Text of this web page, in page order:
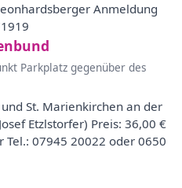
Anmeldung
Parkplatz gegenüber des
St. Marienkirchen an der
Etzlstorfer) Preis: 36,00 €
07945 20022 oder 0650